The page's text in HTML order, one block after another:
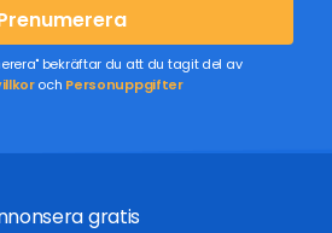
bekräftar du att du tagit del av
och Personuppgifter
gratis